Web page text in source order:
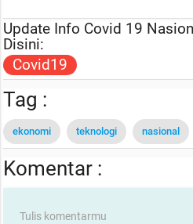
Update Info Covid 19
Disini:
Covid19
Tag :
ekonomi teknologi nasional
Komentar :
Tulis komentarmu